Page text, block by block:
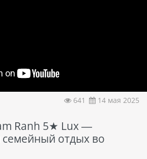
641 14 мая 2025
Ranh 5★ Lux —
отдых во